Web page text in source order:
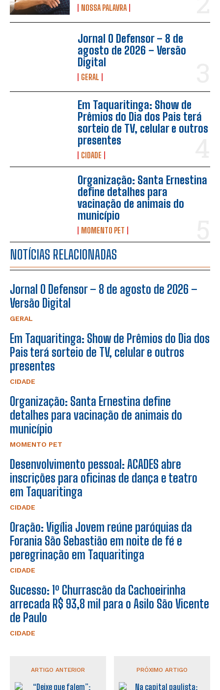
NOSSA PALAVRA
Jornal O Defensor – 8 de
agosto de 2026 – Versão
Digital
GERAL
Em Taquaritinga: Show de
Prêmios do Dia dos Pais terá
sorteio de TV, celular e outros
presentes
CIDADE
Organização: Santa Ernestina
define detalhes para
vacinação de animais do
município
MOMENTO PET
NOTÍCIAS RELACIONADAS
Jornal O Defensor – 8 de agosto de 2026 –
Versão Digital
GERAL
Em Taquaritinga: Show de Prêmios do Dia dos
Pais terá sorteio de TV, celular e outros
presentes
CIDADE
Organização: Santa Ernestina define
detalhes para vacinação de animais do
município
MOMENTO PET
Desenvolvimento pessoal: ACADES abre
inscrições para oficinas de dança e teatro
em Taquaritinga
CIDADE
Oração: Vigília Jovem reúne paróquias da
Forania São Sebastião em noite de fé e
peregrinação em Taquaritinga
CIDADE
Sucesso: 1º Churrascão da Cachoeirinha
arrecada R$ 93,8 mil para o Asilo São Vicente
de Paulo
CIDADE
ARTIGO ANTERIOR PRÓXIMO ARTIGO